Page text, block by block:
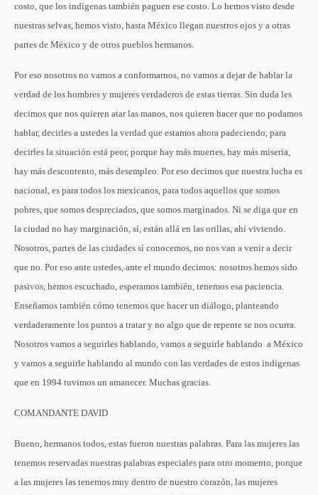
costo, que los indígenas también paguen ese costo. Lo hemos visto desde
nuestras selvas, hemos visto, hasta México llegan nuestros ojos y a otras
partes de México y de otros pueblos hermanos.
Por eso nosotros no vamos a conformarnos, no vamos a dejar de hablar la
verdad de los hombres y mujeres verdaderos de estas tierras. Sin duda les
decimos que nos quieren atar las manos, nos quieren hacer que no podamos
hablar, decirles a ustedes la verdad que estamos ahora padeciendo, para
decirles la situación está peor, porque hay más muertes, hay más miseria,
hay más descontento, más desempleo. Por eso decimos que nuestra lucha es
nacional, es para todos los mexicanos, para todos aquellos que somos
pobres, que somos despreciados, que somos marginados. Ni se diga que en
la ciudad no hay marginación, sí, están allá en las orillas, ahí viviendo.
Nosotros, partes de las ciudades sí conocemos, no nos van a venir a decir
que no. Por eso ante ustedes, ante el mundo decimos: nosotros hemos sido
pasivos, hemos escuchado, esperamos también, tenemos esa paciencia.
Enseñamos también cómo tenemos que hacer un diálogo, planteando
verdaderamente los puntos a tratar y no algo que de repente se nos ocurra.
Nosotros vamos a seguirles hablando, vamos a seguirle hablando a México
y vamos a seguirle hablando al mundo con las verdades de estos indígenas
que en 1994 tuvimos un amanecer. Muchas gracias.
COMANDANTE DAVID
Bueno, hermanos todos, estas fueron nuestras palabras. Para las mujeres las
tenemos reservadas nuestras palabras especiales para otro momento, porque
a las mujeres las tenemos muy dentro de nuestro corazón, las mujeres